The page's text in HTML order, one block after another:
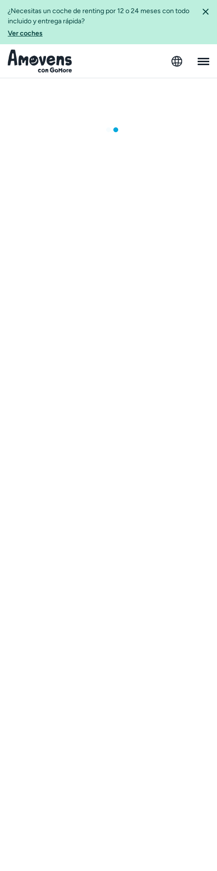
¿Necesitas un coche de renting por 12 o 24 meses con todo
incluido y entrega rápida?
Ver coches